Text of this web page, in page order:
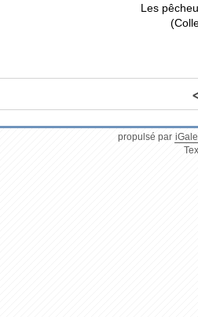
Les
propulsé par